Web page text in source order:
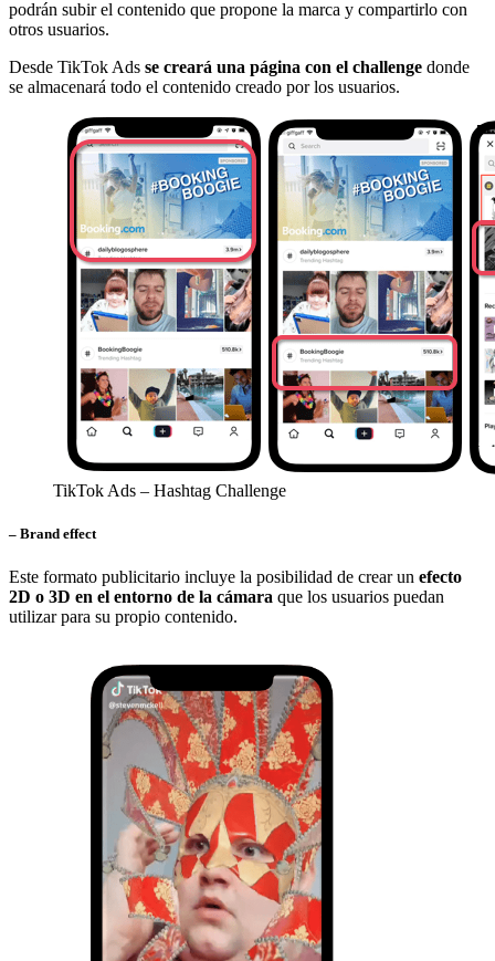
podrán subir el contenido que propone la marca y compartirlo con
otros usuarios.
Desde TikTok Ads se creará una página con el challenge donde
se almacenará todo el contenido creado por los usuarios.
TikTok Ads – Hashtag Challenge
– Brand effect
Este formato publicitario incluye la posibilidad de crear un efecto
2D o 3D en el entorno de la cámara que los usuarios puedan
utilizar para su propio contenido.